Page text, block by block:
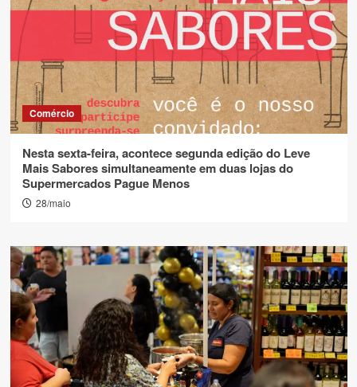
Comércio
Nesta sexta-feira, acontece segunda edição do Leve
Mais Sabores simultaneamente em duas lojas do
Supermercados Pague Menos
28/maio